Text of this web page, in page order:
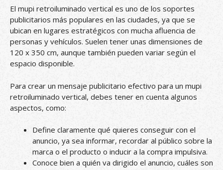
:
El mupi retroiluminado vertical es uno de los soportes
publicitarios más populares en las ciudades, ya que se
ubican en lugares estratégicos con mucha afluencia de
personas y vehículos. Suelen tener unas dimensiones de
120 x 350 cm, aunque también pueden variar según el
espacio disponible.
Para crear un mensaje publicitario efectivo para un mupi
retroiluminado vertical, debes tener en cuenta algunos
aspectos, como:
Define claramente qué quieres conseguir con el
anuncio, ya sea informar, recordar al público sobre la
marca o el producto o inducir a la compra impulsiva.
Conoce bien a quién va dirigido el anuncio, cuáles son